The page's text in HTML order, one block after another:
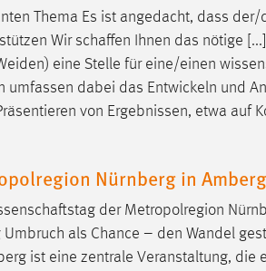
Thema Es ist angedacht, dass der/
Wir schaffen Ihnen das nötige
eine Stelle für eine/einen
umfassen dabei das Entwickeln und
von Ergebnissen, etwa auf
Nürnberg in Amberg
der Metropolregion
als Chance – den Wandel
ist eine zentrale Veranstaltung,
um sich an
wie